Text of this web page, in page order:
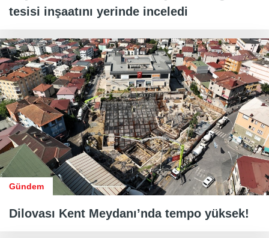
tesisi inşaatını yerinde inceledi
Gündem
Dilovası Kent Meydanı’nda tempo yüksek!